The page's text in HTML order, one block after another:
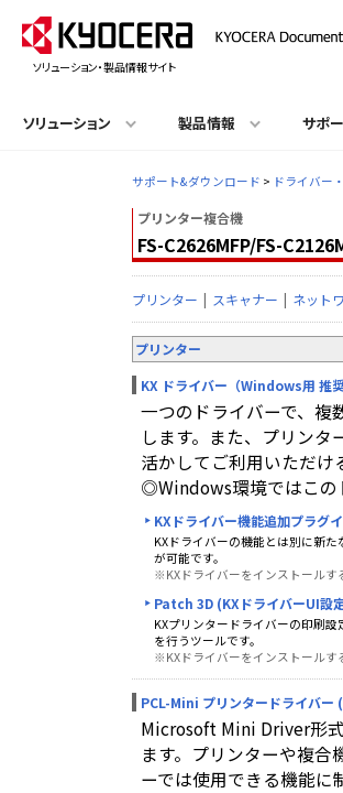
ソリューション・製品情報サイト
ソリューション 製品情報 サポ
サポート&ダウンロード > ドライバー
プリンター複合機
FS-C2626MFP/FS-
プリンター | スキャナー | ネット
プリンター
KX ドライバー （Windows用 推
一つのドライバーで、複
します。また、プリン
活かしてご利用いただけ
◎Windows環境ではこの
KXドライバー機能追加プラグ
KXドライバーの機能とは別に新
が可能です。
※KXドライバーをインストールす
Patch 3D (KXドライバーUI設
KXプリンタードライバーの印刷
を行うツールです。
※KXドライバーをインストールす
PCL-Mini プリンタードライバ
Microsoft Mini Driver形
ます。プリンターや複
ーでは使用できる機能に